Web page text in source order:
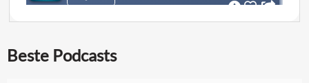
Beste Podcasts